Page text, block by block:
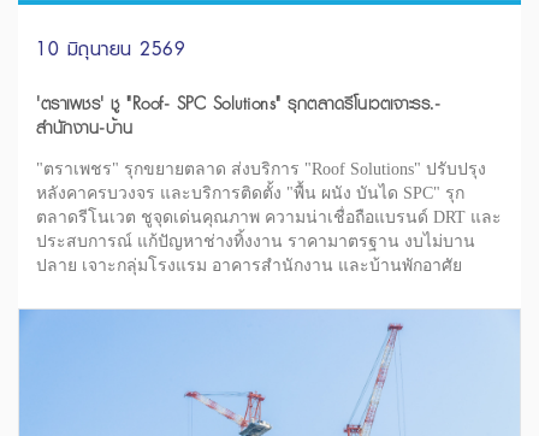
10 มิถุนายน 2569
'ตราเพชร' ชู "Roof- SPC Solutions" รุกตลาดรีโนเวตเจาะรร.-
สำนักงาน-บ้าน
"ตราเพชร" รุกขยายตลาด ส่งบริการ "Roof Solutions" ปรับปรุง
หลังคาครบวงจร และบริการติดตั้ง "พื้น ผนัง บันได SPC" รุก
ตลาดรีโนเวต ชูจุดเด่นคุณภาพ ความน่าเชื่อถือแบรนด์ DRT และ
ประสบการณ์ แก้ปัญหาช่างทิ้งงาน ราคามาตรฐาน งบไม่บาน
ปลาย เจาะกลุ่มโรงแรม อาคารสำนักงาน และบ้านพักอาศัย